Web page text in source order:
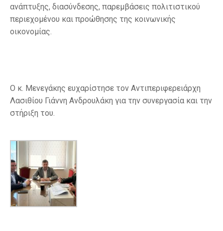
ανάπτυξης, διασύνδεσης, παρεμβάσεις πολιτιστικού
περιεχομένου και προώθησης της κοινωνικής
οικονομίας.
Ο κ. Μενεγάκης ευχαρίστησε τον Αντιπεριφερειάρχη
Λασιθίου Γιάννη Ανδρουλάκη για την συνεργασία και την
στήριξη του.